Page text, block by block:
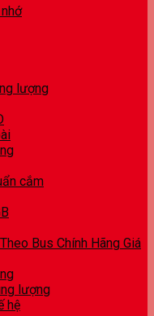
lượng
cắm
Bus Chính Hãng Giá
lượng
hệ